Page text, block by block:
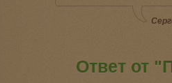
Ответ от